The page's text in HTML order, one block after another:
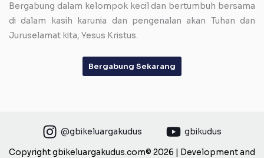
Bergabung dalam kelompok kecil dan bertumbuh bersama
di dalam kasih karunia dan pengenalan akan Tuhan dan
Juruselamat kita, Yesus Kristus.
Bergabung Sekarang
@gbikeluargakudus gbikudus
Copyright gbikeluargakudus.com© 2026 | Development and